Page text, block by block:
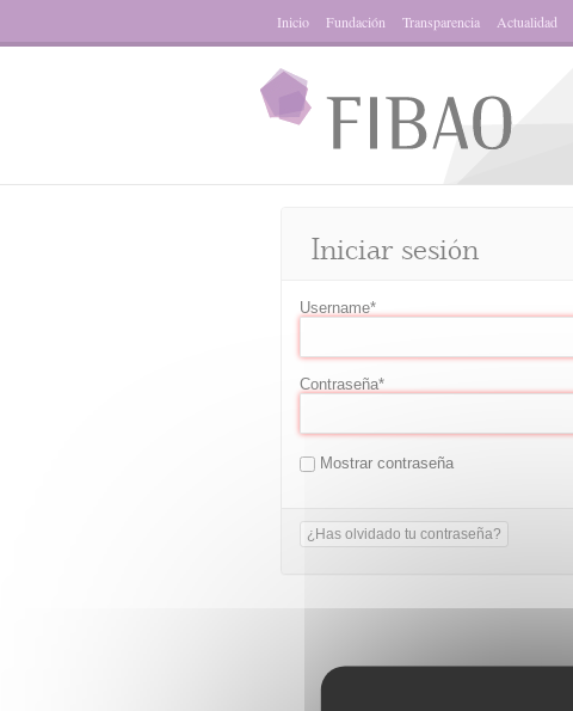
Inicio Fundación Transparencia Actualidad
Iniciar sesión
Username*
Contraseña*
Mostrar contraseña
¿Has olvidado tu contraseña?